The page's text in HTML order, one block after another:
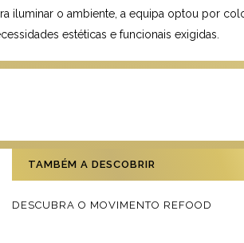
iluminar o ambiente, a equipa optou por
estéticas e funcionais exigidas.
TAMBÉM A DESCOBRIR
DESCUBRA O MOVIMENTO REFOOD